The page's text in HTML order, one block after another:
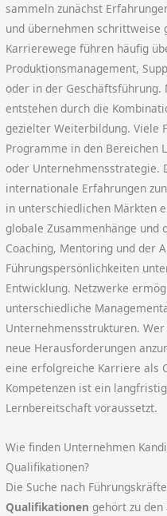
sammeln zunächst
und übernehmen schrittweise
Karrierewege führen häufig
Produktionsmanagement,
oder in der Geschäftsführung.
entstehen durch die
gezielter Weiterbildung. Viele
Programme in den Bereichen
oder Unternehmensstrategie.
internationale Erfahrungen
in unterschiedlichen Märkten
globale Zusammenhänge und
Coaching, Mentoring und der
Führungspersönlichkeiten
Entwicklung. Netzwerke
unterschiedliche
Unternehmensstrukturen.
neue Herausforderungen
eine erfolgreiche Karriere als
Kompetenzen ist ein
Lernbereitschaft voraussetzt.
Wie finden Unternehmen
Qualifikationen?
Die Suche nach
Qualifikationen gehört zu